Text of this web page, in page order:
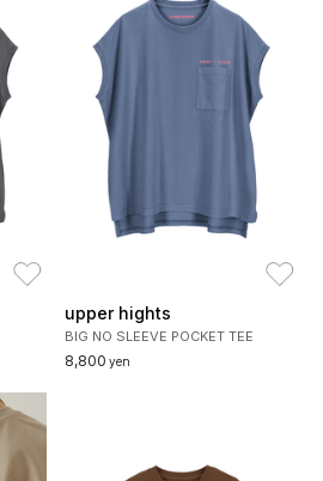
upper hights
BIG NO SLEEVE POCKET TEE
8,800 yen